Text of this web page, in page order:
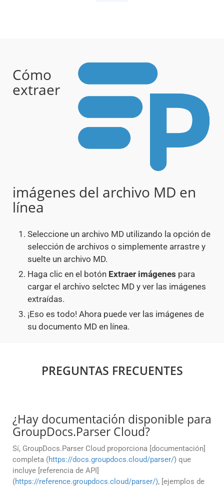
Cómo
extraer
imágenes del archivo MD en
línea
Seleccione un archivo MD utilizando la opción de
selección de archivos o simplemente arrastre y
suelte un archivo MD.
Haga clic en el botón Extraer imágenes para
cargar el archivo selctec MD y ver las imágenes
extraídas.
¡Eso es todo! Ahora puede ver las imágenes de
su documento MD en línea.
PREGUNTAS FRECUENTES
¿Hay documentación disponible para
GroupDocs.Parser Cloud?
Sí, GroupDocs.Parser Cloud proporciona [documentación]
completa (https://docs.groupdocs.cloud/parser/) que
incluye [referencia de API]
(https://reference.groupdocs.cloud/parser/), [ejemplos de